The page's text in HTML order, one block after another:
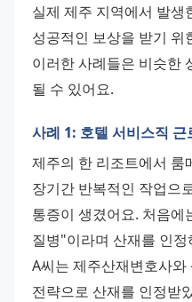
실제 제주 지역에서 발생
성공적인 보상을 받기 위
이러한 사례들은 비슷한
될 수 있어요.
사례 1: 호텔 서비스직
제주의 한 리조트에서 룸
장기간 반복적인 작업으
통증이 생겼어요. 처음에
질병"이라며 산재를 인
A씨는 제주산재변호사와
전략으로 산재를 인정받